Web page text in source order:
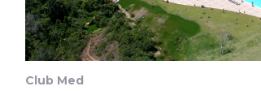
Club Med